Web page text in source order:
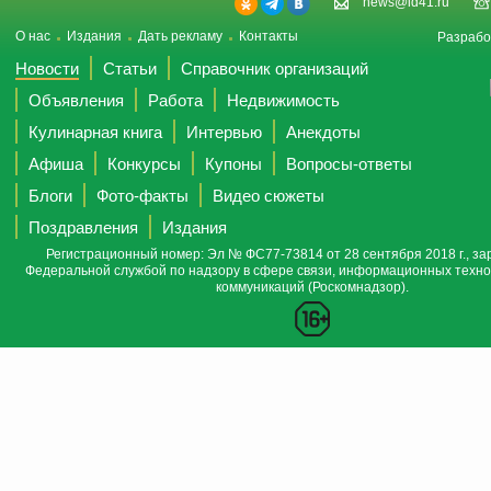
О нас Издания Дать рекламу Контакты
Новости Статьи
Справочник организаций
Объявления
Работа
Недвижимость
Кулинарная книга
Интервью
Анекдоты
Афиша
Конкурсы Купоны
Вопросы-ответы
Блоги
Фото-факты
Видео сюжеты
Поздравления
Издания
Регистрационный номер: Эл № ФС77-73814 от 28 сентября 2018 г.,
Федеральной службой по надзору в сфере связи, информационных
коммуникаций (Роскомнадзор).